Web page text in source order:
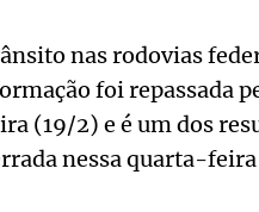
nas rodovias
foi repassada
(19/2) e é um dos
nessa quarta-